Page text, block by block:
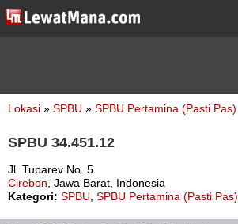
Lokasi » SPBU » SPBU Pertamina (Pasti Pas)
SPBU 34.451.12
Jl. Tuparev No. 5
Cirebon , Jawa Barat, Indonesia
Kategori: SPBU SPBU Pertamina (Pasti Pas)